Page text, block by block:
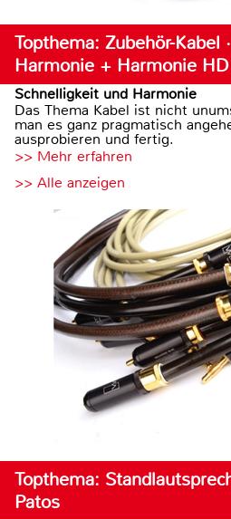
Topthema: Zubehör-Kabel
Harmonie + Harmonie
Schnelligkeit und Harmonie
Das Thema Kabel ist nicht
man es ganz pragmatisch
ausprobieren und fertig.
>> Mehr erfahren
>> Alle anzeigen
Topthema:
Patos